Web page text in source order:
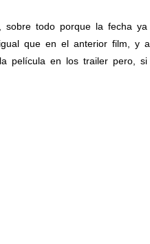
todo porque la fecha
que en el anterior film,
película en los trailer pero,